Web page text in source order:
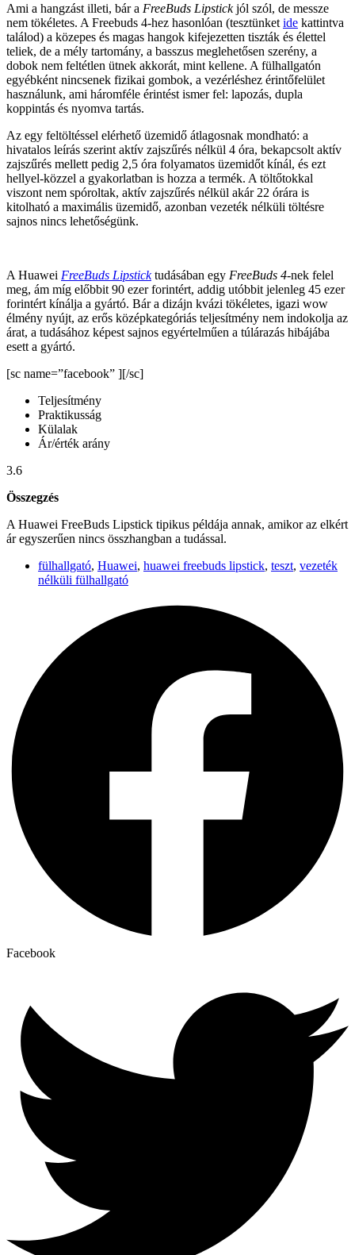
Ami a hangzást illeti, bár a FreeBuds Lipstickjól szól, de messze
nem tökéletes. A Freebuds 4-hez hasonlóan (tesztünket ide kattintva
találod) a közepes és magas hangok kifejezetten tiszták és élettel
teliek, de a mély tartomány, a basszus meglehetősen szerény, a
dobok nem feltétlen ütnek akkorát, mint kellene. A fülhallgatón
egyébként nincsenek fizikai gombok, a vezérléshez érintőfelület
használunk, ami háromféle érintést ismer fel: lapozás, dupla
koppintás és nyomva tartás.
Az egy feltöltéssel elérhető üzemidő átlagosnak mondható: a
hivatalos leírás szerint aktív zajszűrés nélkül 4 óra, bekapcsolt aktív
zajszűrés mellett pedig 2,5 óra folyamatos üzemidőt kínál, és ezt
hellyel-közzel a gyakorlatban is hozza a termék. A töltőtokkal
viszont nem spóroltak, aktív zajszűrés nélkül akár 22 órára is
kitolható a maximális üzemidő, azonban vezeték nélküli töltésre
sajnos nincs lehetőségünk.
A Huawei FreeBuds Lipsticktudásában egy FreeBuds 4-nek felel
meg, ám míg előbbit 90 ezer forintért, addig utóbbit jelenleg 45 ezer
forintért kínálja a gyártó. Bár a dizájn kvázi tökéletes, igazi wow
élmény nyújt, az erős középkategóriás teljesítmény nem indokolja az
árat, a tudásához képest sajnos egyértelműen a túlárazás hibájába
esett a gyártó.
[sc name=”facebook” ][/sc]
Teljesítmény
Praktikusság
Külalak
Ár/érték arány
3.6
Összegzés
A Huawei FreeBuds Lipstick tipikus példája annak, amikor az elkért
ár egyszerűen nincs összhangban a tudással.
fülhallgató, Huawei, huawei freebuds lipstick, teszt, vezeték
nélküli fülhallgató
Facebook